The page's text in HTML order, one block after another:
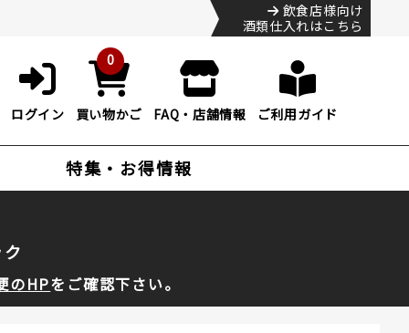
飲食店様向け
酒類仕入れはこちら
ログイン
0
買い物かご FAQ・店舗情報 ご利用ガイド
特集・お得情報
のHPをご確認下さい。